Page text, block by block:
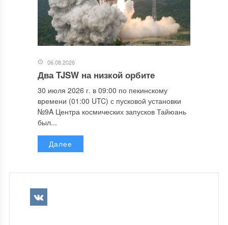
06.08.2026
Два TJSW на низкой орбите
30 июля 2026 г. в 09:00 по пекинскому
времени (01:00 UTC) с пусковой установки
№9A Центра космических запусков Тайюань
был...
Далее